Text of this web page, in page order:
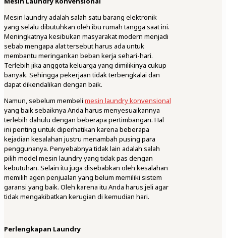
Mesin laundry adalah salah satu barang elektronik
yang selalu dibutuhkan oleh ibu rumah tangga saat ini.
Meningkatnya kesibukan masyarakat modern menjadi
sebab mengapa alat tersebut harus ada untuk
membantu meringankan beban kerja sehari-hari.
Terlebih jika anggota keluarga yang dimilikinya cukup
banyak. Sehingga pekerjaan tidak terbengkalai dan
dapat dikendalikan dengan baik.
Namun, sebelum membeli mesin laundry konvensional
yang baik sebaiknya Anda harus menyesuaikannya
terlebih dahulu dengan beberapa pertimbangan. Hal
ini penting untuk diperhatikan karena beberapa
kejadian kesalahan justru menambah pusing para
penggunanya. Penyebabnya tidak lain adalah salah
pilih model mesin laundry yang tidak pas dengan
kebutuhan. Selain itu juga disebabkan oleh kesalahan
memilih agen penjualan yang belum memiliki sistem
garansi yang baik. Oleh karena itu Anda harus jeli agar
tidak mengakibatkan kerugian di kemudian hari.
Perlengkapan Laundry